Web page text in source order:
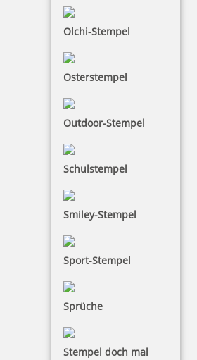
Olchi-Stempel
Osterstempel
Outdoor-Stempel
Schulstempel
Smiley-Stempel
Sport-Stempel
Sprüche
Stempel doch mal